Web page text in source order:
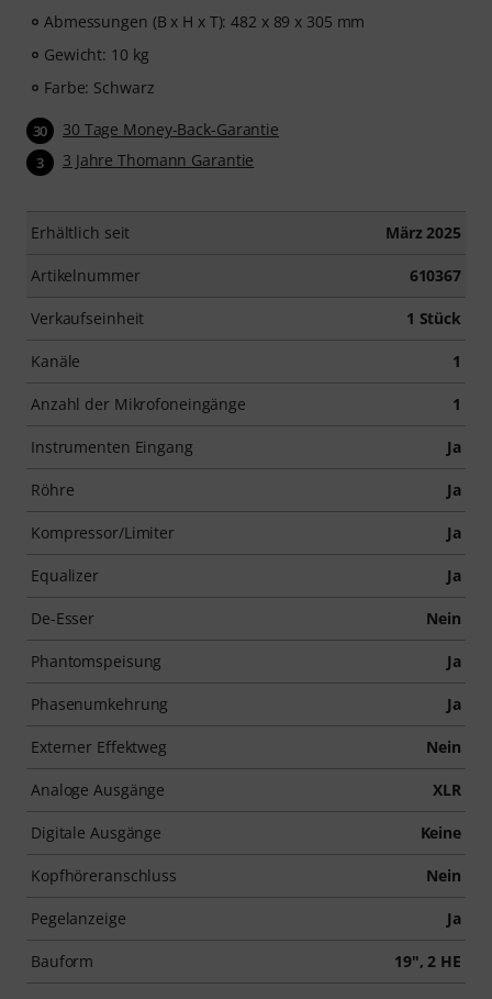
Abmessungen (B x H x T): 482 x 89 x 305 mm
Gewicht: 10 kg
Farbe: Schwarz
30 30 Tage Money-Back-Garantie
3 3 Jahre Thomann Garantie
Erhältlich seit März 2025
Artikelnummer 610367
Verkaufseinheit 1 Stück
Kanäle 1
Anzahl der Mikrofoneingänge 1
Instrumenten Eingang Ja
Röhre Ja
Kompressor/Limiter Ja
Equalizer Ja
De-Esser Nein
Phantomspeisung Ja
Phasenumkehrung Ja
Externer Effektweg Nein
Analoge Ausgänge XLR
Digitale Ausgänge Keine
Kopfhöreranschluss Nein
Pegelanzeige Ja
Bauform 19", 2 HE